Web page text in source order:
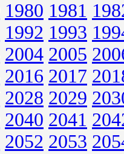
1980 1981
1992 1993
2004 2005
2016 2017
2028 2029
2040 2041
2052 2053